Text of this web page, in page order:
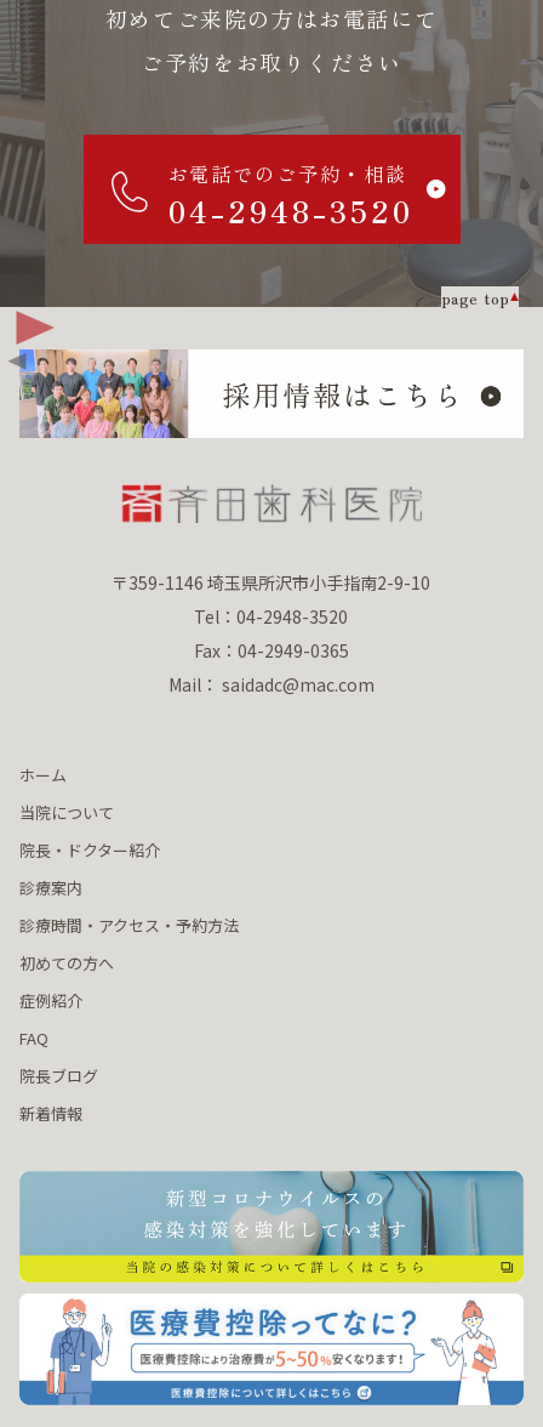
初めてご来院の方はお電話にて
ご予約をお取りください
お電話でのご予約・相談
04-2948-3520
page top
〒359-1146 埼玉県所沢市小手指南2-9-10
Tel：04-2948-3520
Fax：04-2949-0365
Mail： saidadc@mac.com
ホーム
当院について
院長・ドクター紹介
診療案内
診療時間・アクセス・予約方法
初めての方へ
症例紹介
FAQ
院長ブログ
新着情報